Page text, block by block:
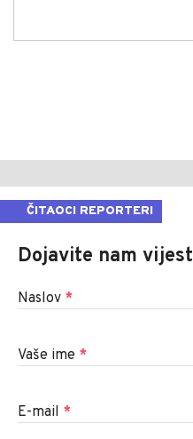
ČITAOCI REPORTERI
Dojavite nam vijest
Naslov *
Vaše ime *
E-mail *